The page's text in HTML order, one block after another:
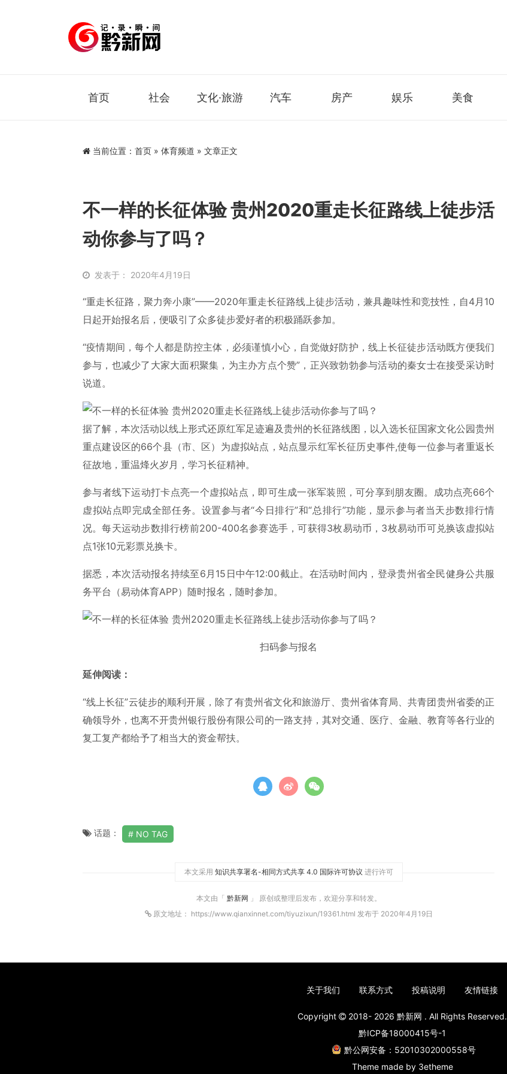
首页 社会 文化·旅游 汽车 房产 娱乐 美食
当前位置： 首页 » 体育频道 » 文章正文
不一样的长征体验 贵州2020重走长征路线上徒步活
动你参与了吗？
发表于： 2020年4月19日
“重走长征路，聚力奔小康”——2020年重走长征路线上徒步活动，兼具趣味性和竞技性，自4月10
日起开始报名后，便吸引了众多徒步爱好者的积极踊跃参加。
“疫情期间，每个人都是防控主体，必须谨慎小心，自觉做好防护，线上长征徒步活动既方便我们
参与，也减少了大家大面积聚集，为主办方点个赞”，正兴致勃勃参与活动的秦女士在接受采访时
说道。
据了解，本次活动以线上形式还原红军足迹遍及贵州的长征路线图，以入选长征国家文化公园贵州
重点建设区的66个县（市、区）为虚拟站点，站点显示红军长征历史事件,使每一位参与者重返长
征故地，重温烽火岁月，学习长征精神。
参与者线下运动打卡点亮一个虚拟站点，即可生成一张军装照，可分享到朋友圈。成功点亮66个
虚拟站点即完成全部任务。设置参与者“今日排行”和“总排行”功能，显示参与者当天步数排行情
况。每天运动步数排行榜前200-400名参赛选手，可获得3枚易动币，3枚易动币可兑换该虚拟站
点1张10元彩票兑换卡。
据悉，本次活动报名持续至6月15日中午12:00截止。在活动时间内，登录贵州省全民健身公共服
务平台（易动体育APP）随时报名，随时参加。
扫码参与报名
延伸阅读：
“线上长征”云徒步的顺利开展，除了有贵州省文化和旅游厅、贵州省体育局、共青团贵州省委的正
确领导外，也离不开贵州银行股份有限公司的一路支持，其对交通、医疗、金融、教育等各行业的
复工复产都给予了相当大的资金帮扶。
话题： NO TAG
本文采用 知识共享署名-相同方式共享 4.0 国际许可协议 进行许可
本文由「 黔新网 」 原创或整理后发布，欢迎分享和转发。
原文地址： https://www.qianxinnet.com/tiyuzixun/19361.html 发布于 2020年4月19日
关于我们 联系方式 投稿说明 友情链接
Copyright 2018- 2026 黔新网 . All Rights Reserved.
黔ICP备18000415号-1
黔公网安备：52010302000558号
Theme made by 3etheme